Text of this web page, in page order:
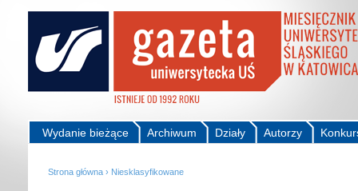
Autorzy
Działy
Archiwum
Wydanie bieżące
Strona główna › Niesklasyfikowane